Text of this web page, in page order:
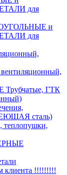
для
и
для
ГТК
сталь)
!!!!!!!!!